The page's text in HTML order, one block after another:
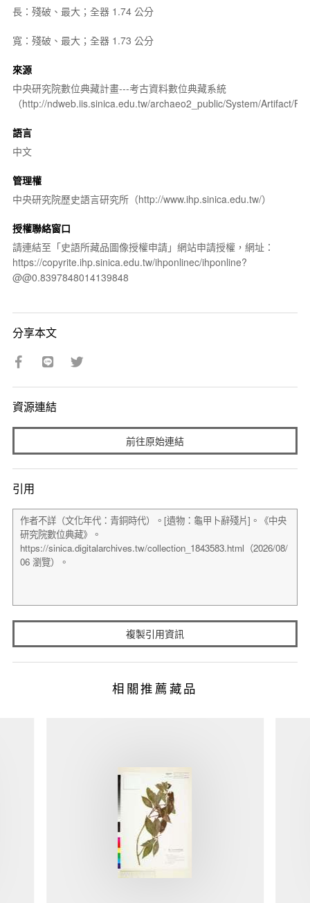
長：殘破、最大；全器 1.74 公分
寬：殘破、最大；全器 1.73 公分
來源
中央研究院數位典藏計畫---考古資料數位典藏系統
（http://ndweb.iis.sinica.edu.tw/archaeo2_public/System/Artifact/
語言
中文
管理權
中央研究院歷史語言研究所（http://www.ihp.sinica.edu.tw/）
授權聯絡窗口
請連結至「史語所藏品圖像授權申請」網站申請授權，網址：
https://copyrite.ihp.sinica.edu.tw/ihponlinec/ihponline?
@@0.8397848014139848
分享本文
資源連結
前往原始連結
引用
複製引用資訊
相關推薦藏品